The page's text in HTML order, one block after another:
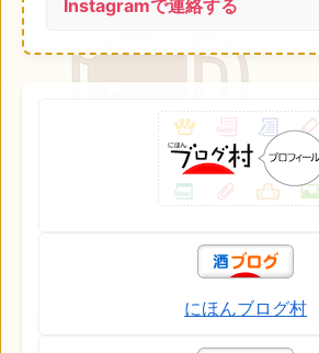
Instagramで連絡する
にほんブログ村